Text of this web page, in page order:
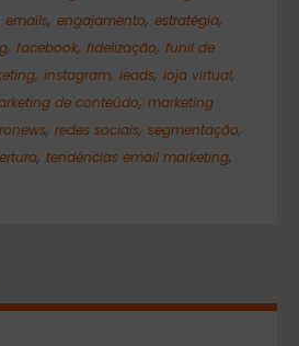
emails, engajamento, estratégia,
, facebook, fidelização, funil de
, instagram, leads, loja virtual,
de conteúdo, marketing
, redes sociais, segmentação,
, tendências email marketing,